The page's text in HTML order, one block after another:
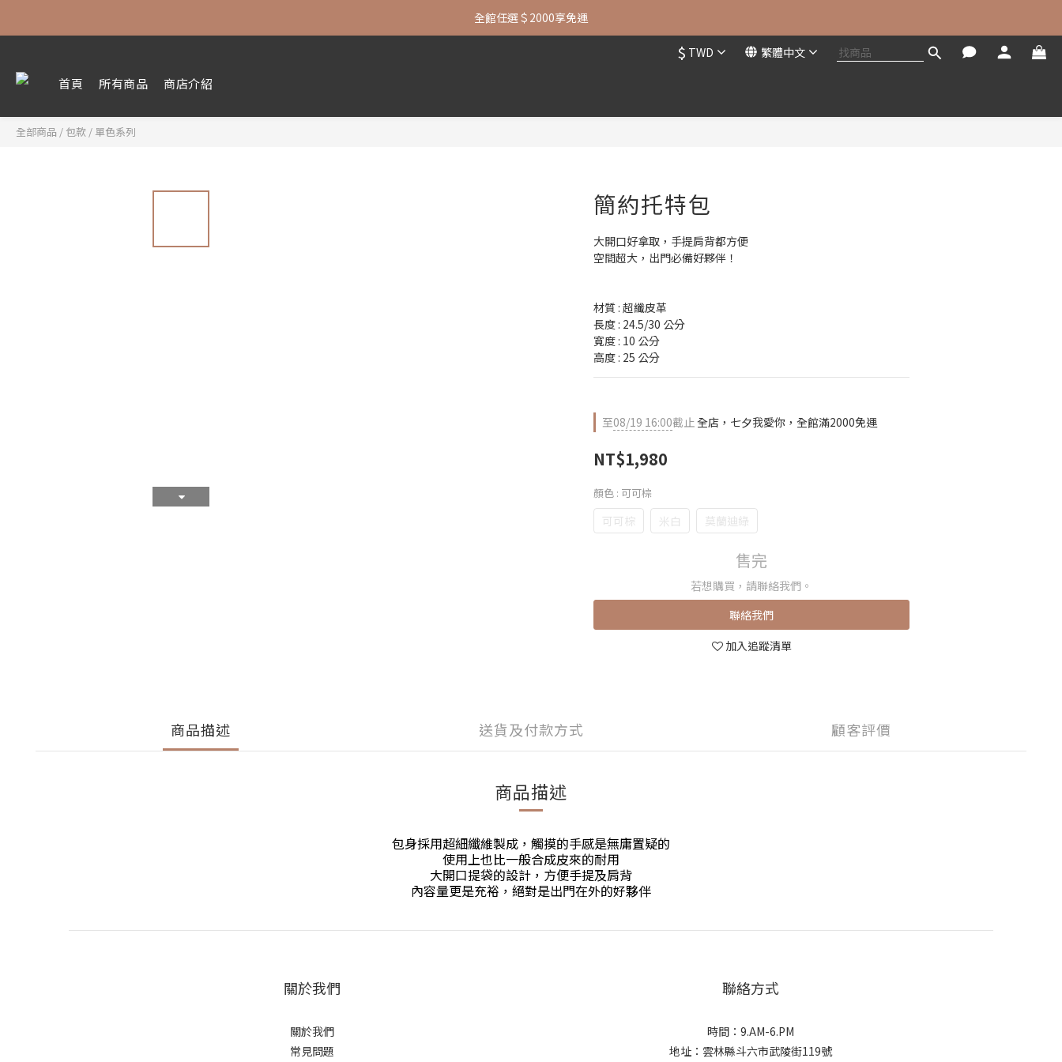
七夕限定| 指定包款+短夾還贈品牌襪子
全館任選＄2000享免運
$ TWD 繁體中文
首頁 所有商品 商店介紹
全部商品 / 包款 / 單色系列
簡約托特包
大開口好拿取，手提肩背都方便
空間超大，出門必備好夥伴！
材質 : 超纖皮革
長度 : 24.5/30 公分
寬度 : 10 公分
高度 : 25 公分
至08/19 16:00截止全店，七夕我愛你，全館滿2000免運
NT$1,980
顏色 : 可可棕
可可棕 米白 莫蘭迪綠
售完
若想購買，請聯絡我們。
聯絡我們
加入追蹤清單
商品描述 送貨及付款方式 顧客評價
商品描述
包身採用超細纖維製成，觸摸的手感是無庸置疑的
使用上也比一般合成皮來的耐用
大開口提袋的設計，方便手提及肩背
內容量更是充裕，絕對是出門在外的好夥伴
關於我們
關於我們
常見問題
聯絡方式
時間：9.AM-6.PM
地址：雲林縣斗六市武陵街119號